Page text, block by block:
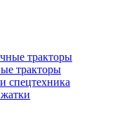
тракторы
тракторы
спецтехника